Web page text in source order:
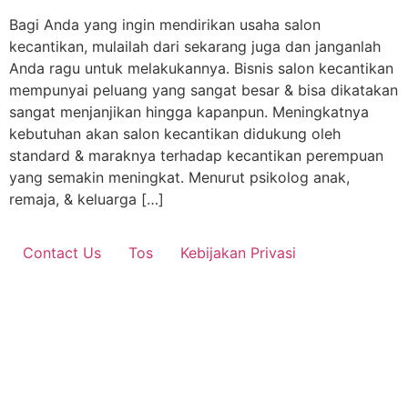
Bagi Anda yang ingin mendirikan usaha salon
kecantikan, mulailah dari sekarang juga dan janganlah
Anda ragu untuk melakukannya. Bisnis salon kecantikan
mempunyai peluang yang sangat besar & bisa dikatakan
sangat menjanjikan hingga kapanpun. Meningkatnya
kebutuhan akan salon kecantikan didukung oleh
standard & maraknya terhadap kecantikan perempuan
yang semakin meningkat. Menurut psikolog anak,
remaja, & keluarga […]
Contact Us Tos Kebijakan Privasi